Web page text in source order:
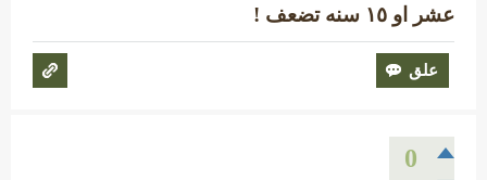
عشر او ١٥ سنه تضعف !
0